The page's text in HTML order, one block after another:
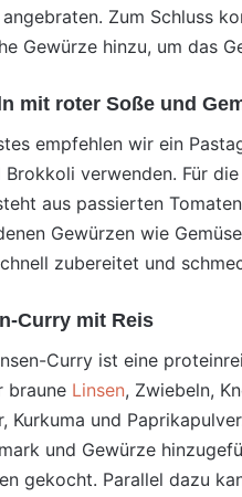
Zum Schluss
Gewürze hinzu, um das
mit roter Soße und
empfehlen wir ein
Brokkoli verwenden. Für
aus passierten
Gewürzen wie
zubereitet und
Curry mit Reis
Curry ist eine
braune Linsen, Zwiebeln,
Kurkuma und
und Gewürze
gekocht. Parallel dazu